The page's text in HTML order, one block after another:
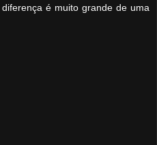
é muito grande de uma